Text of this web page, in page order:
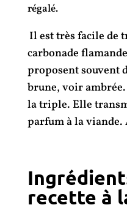
régalé.
Il est très facile de
carbonade
proposent souvent
brune, voir ambrée.
la triple. Elle
parfum à la viande.
recette à